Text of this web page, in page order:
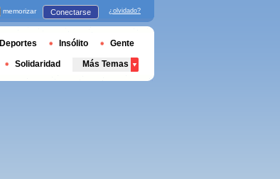
memorizar Conectarse ¿olvidado?
Deportes Insólito Gente
Solidaridad Más Temas